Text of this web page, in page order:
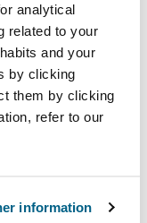
analytical
related to your
and your
by clicking
them by clicking
refer to our
information